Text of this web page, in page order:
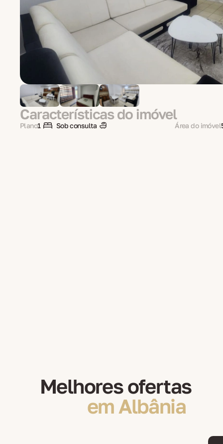
Características do imóvel
Plano1 Sob consulta Área do imóvel
Melhores ofertas
em Albânia